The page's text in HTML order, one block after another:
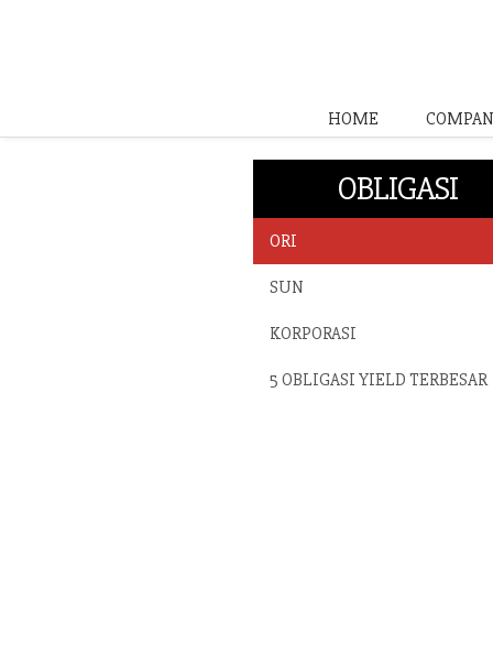
HOME
OBLIGASI
ORI
SUN
KORPORASI
5 OBLIGASI YIELD TERBESAR